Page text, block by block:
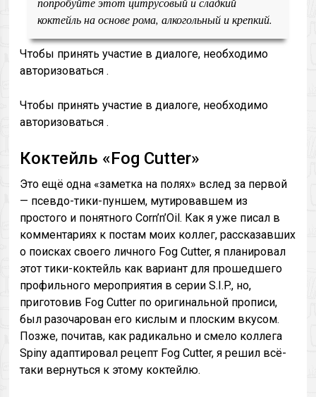
коктейль на основе рома, алкогольный и крепкий.
Чтобы принять участие в диалоге, необходимо
авторизоваться .
Чтобы принять участие в диалоге, необходимо
авторизоваться .
Коктейль «Fog Cutter»
Это ещё одна «заметка на полях» вслед за первой
— псевдо-тики-пуншем, мутировавшем из
простого и понятного Corn’n’Oil. Как я уже писал в
комментариях к постам моих коллег, рассказавших
о поисках своего личного Fog Cutter, я планировал
этот тики-коктейль как вариант для прошедшего
профильного мероприятия в серии S.I.P., но,
приготовив Fog Cutter по оригинальной прописи,
был разочарован его кислым и плоским вкусом.
Позже, почитав, как радикально и смело коллега
Spiny адаптировал рецепт Fog Cutter, я решил всё-
таки вернуться к этому коктейлю.